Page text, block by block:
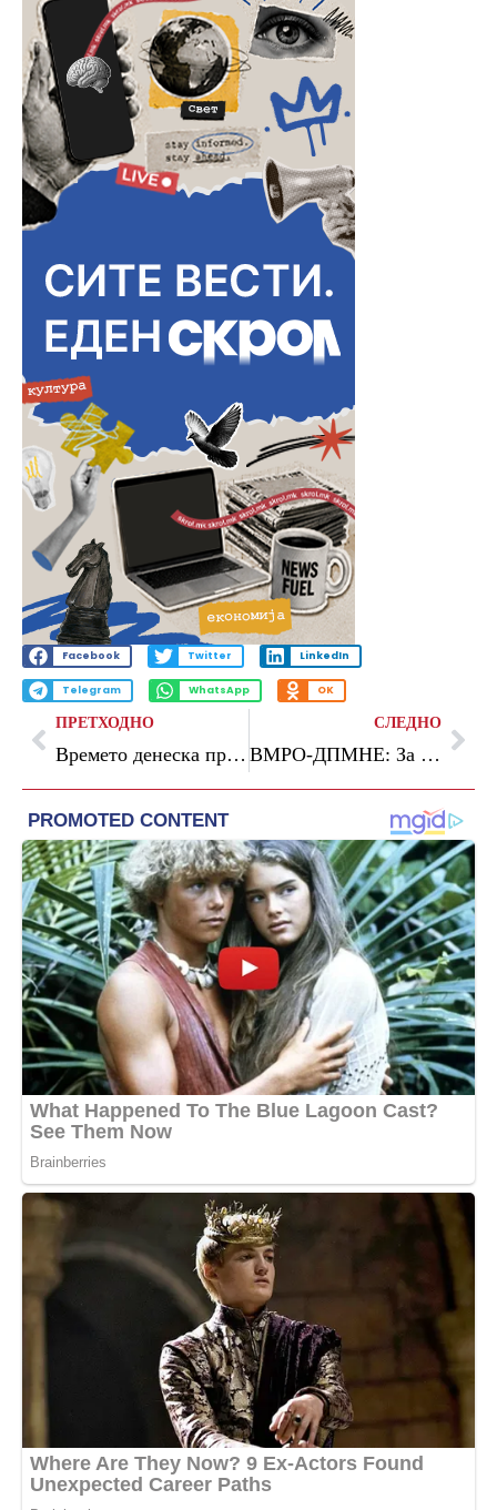
Facebook Twitter LinkedIn
Telegram WhatsApp OK
ПРЕТХОДНО
Времето денеска променливо облачно со повремен локален дожд
СЛЕДНО
ВМРО-ДПМНЕ: За отвореното како пупка судство на Заев, младиот живот изгубен на пешачки од несовесен возач вреди две години, а за ќебапи пет години затвор